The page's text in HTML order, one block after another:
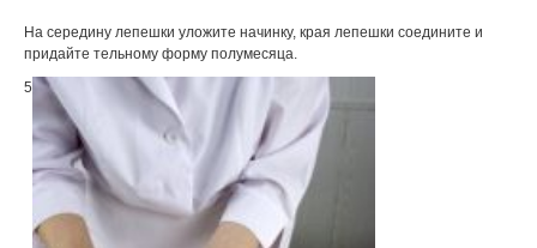
На середину лепешки уложите начинку, края лепешки соедините и
придайте тельному форму полумесяца.
5